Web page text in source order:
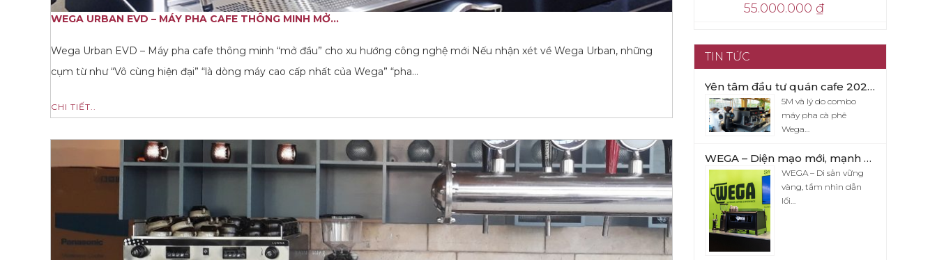
WEGA URBAN EVD – MÁY PHA CAFE THÔNG MINH MỞ...
Wega Urban EVD – Máy pha cafe thông minh “mở đầu” cho xu hướng công nghệ mới Nếu nhận xét về Wega Urban, những
cụm từ như “Vô cùng hiện đại” “là dòng máy cao cấp nhất của Wega” “pha…
CHI TIẾT..
55.000.000 ₫
TIN TỨC
Yên tâm đầu tư quán cafe 2026 với combo máy pha cafe Wega Pegaso x Eureka Firenze 75
5M và lý do combo
máy pha cà phê
Wega…
WEGA – Diện mạo mới, mạnh mẽ và đầy cuốn hút
WEGA – Di sản vững
vàng, tầm nhìn dẫn
lối…